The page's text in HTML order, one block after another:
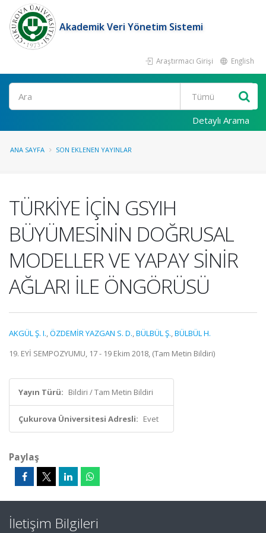
Akademik Veri Yönetim Sistemi
Araştırmacı Girişi English
Ara
Detaylı Arama
ANA SAYFA SON EKLENEN YAYINLAR
TÜRKİYE İÇİN GSYIH
BÜYÜMESİNİN DOĞRUSAL
MODELLER VE YAPAY SİNİR
AĞLARI İLE ÖNGÖRÜSÜ
AKGÜL Ş. I.,ÖZDEMİR YAZGAN S. D.,BÜLBÜL Ş.,BÜLBÜL H.
19. EYİ SEMPOZYUMU, 17 - 19 Ekim 2018, (Tam Metin Bildiri)
Yayın Türü: Bildiri / Tam Metin Bildiri
Çukurova Üniversitesi Adresli: Evet
Paylaş
İletişim Bilgileri